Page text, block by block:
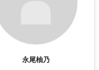
永尾柚乃